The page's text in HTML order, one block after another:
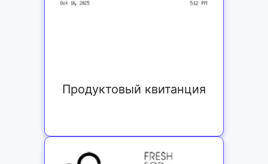
Продуктовый квитанция